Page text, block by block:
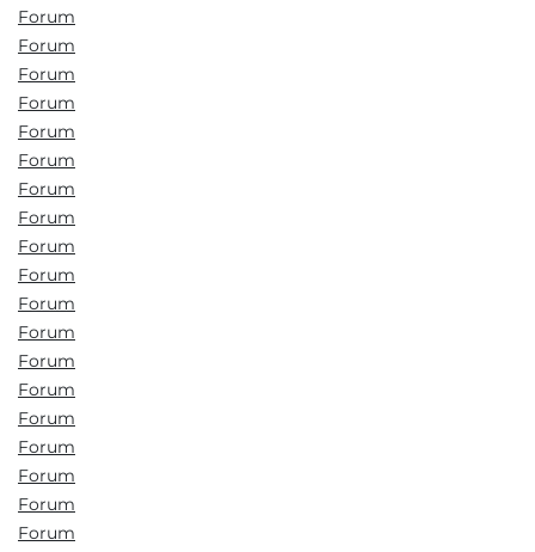
Forum
Forum
Forum
Forum
Forum
Forum
Forum
Forum
Forum
Forum
Forum
Forum
Forum
Forum
Forum
Forum
Forum
Forum
Forum